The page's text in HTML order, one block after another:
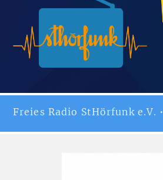
Freies Radio StHörfunke.V.